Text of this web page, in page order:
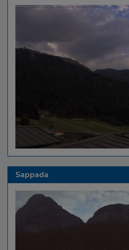
Sappada